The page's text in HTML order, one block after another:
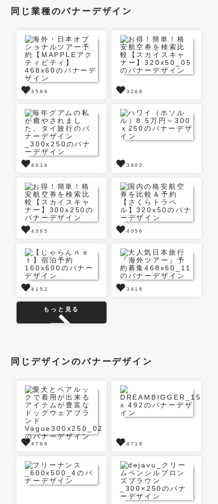
同じ業種のバナーデザイン
3589 3268
4014 3902
4365 4056
4152 3418
もっと見る
同じデザインのバナーデザイン
4769 4718